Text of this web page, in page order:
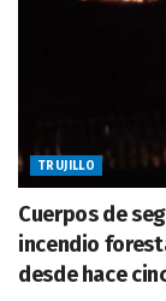
TRUJILLO
Cuerpos de
incendio
desde hace